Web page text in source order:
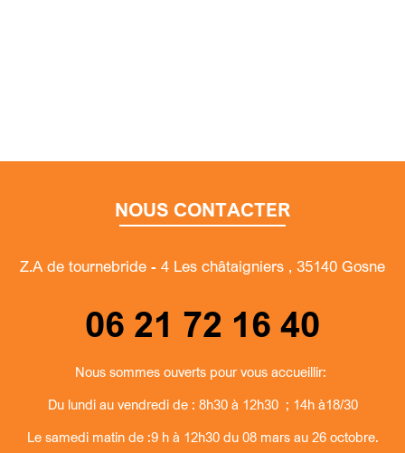
NOUS CONTACTER
Z.A de tournebride - 4 Les châtaigniers , 35140 Gosne
06 21 72 16 40
Nous sommes ouverts pour vous accueillir:
Du lundi au vendredi de : 8h30 à 12h30 ; 14h à18/30
Le samedi matin de :9 h à 12h30 du 08 mars au 26 octobre.